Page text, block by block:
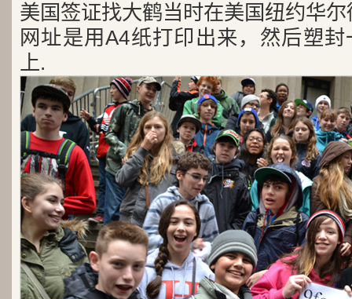
美国签证找大鹤当时在美国纽约华
网址是用A4纸打印出来，然后塑
上.